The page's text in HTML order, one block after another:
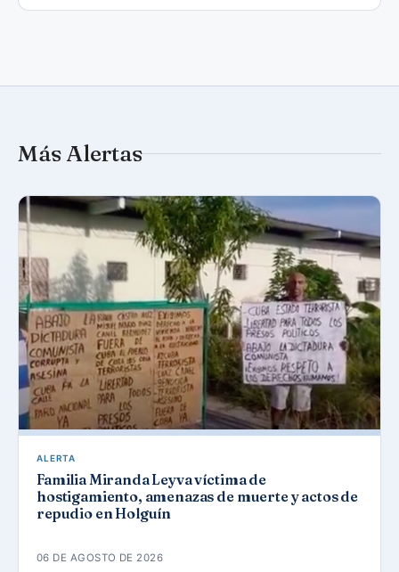
Más Alertas
ALERTA
Familia Miranda Leyva víctima de
hostigamiento, amenazas de muerte y actos de
repudio en Holguín
06 DE AGOSTO DE 2026